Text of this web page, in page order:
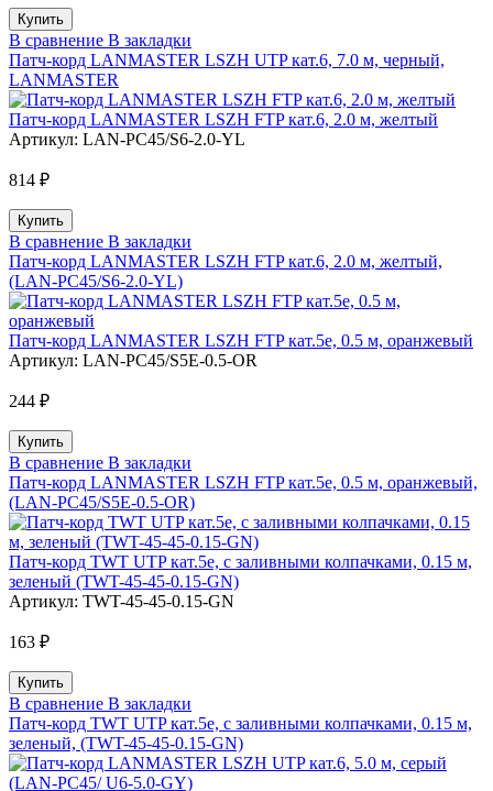
В сравнение В закладки
Патч-корд LANMASTER LSZH UTP кат.6, 7.0 м, черный,
LANMASTER
Патч-корд LANMASTER LSZH FTP кат.6, 2.0 м, желтый
Артикул: LAN-PC45/S6-2.0-YL
814 ₽
В сравнение В закладки
Патч-корд LANMASTER LSZH FTP кат.6, 2.0 м, желтый,
(LAN-PC45/S6-2.0-YL)
Патч-корд LANMASTER LSZH FTP кат.5e, 0.5 м, оранжевый
Артикул: LAN-PC45/S5E-0.5-OR
244 ₽
В сравнение В закладки
Патч-корд LANMASTER LSZH FTP кат.5e, 0.5 м, оранжевый,
(LAN-PC45/S5E-0.5-OR)
Патч-корд TWT UTP кат.5e, с заливными колпачками, 0.15 м,
зеленый (TWT-45-45-0.15-GN)
Артикул: TWT-45-45-0.15-GN
163 ₽
В сравнение В закладки
Патч-корд TWT UTP кат.5e, с заливными колпачками, 0.15 м,
зеленый, (TWT-45-45-0.15-GN)